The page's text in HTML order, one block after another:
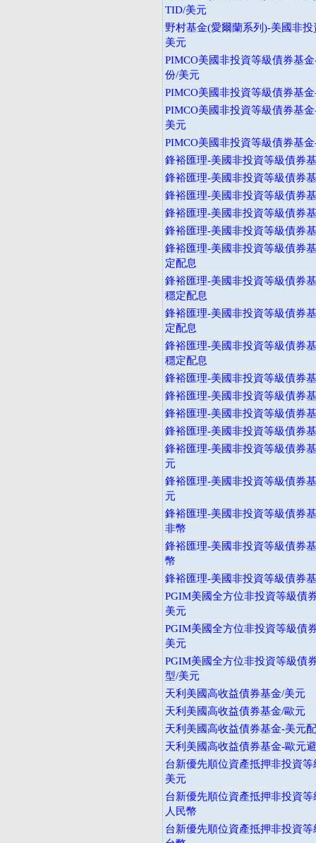
TID/美元
野村基金(愛爾蘭系列)-美國非
美元
PIMCO美國非投資等級債券基
份/美元
PIMCO美國非投資等級債券基
PIMCO美國非投資等級債券基
美元
PIMCO美國非投資等級債券基
鋒裕匯理-美國非投資等級債券
鋒裕匯理-美國非投資等級債券
鋒裕匯理-美國非投資等級債券
鋒裕匯理-美國非投資等級債券
鋒裕匯理-美國非投資等級債券
鋒裕匯理-美國非投資等級債券
定配息
鋒裕匯理-美國非投資等級債券
穩定配息
鋒裕匯理-美國非投資等級債券
定配息
鋒裕匯理-美國非投資等級債券
穩定配息
鋒裕匯理-美國非投資等級債券
鋒裕匯理-美國非投資等級債券
鋒裕匯理-美國非投資等級債券
鋒裕匯理-美國非投資等級債券
鋒裕匯理-美國非投資等級債券
元
鋒裕匯理-美國非投資等級債券
元
鋒裕匯理-美國非投資等級債券
非幣
鋒裕匯理-美國非投資等級債券
幣
鋒裕匯理-美國非投資等級債券
PGIM美國全方位非投資等級債
美元
PGIM美國全方位非投資等級債
美元
PGIM美國全方位非投資等級債
型/美元
天利美國高收益債券基金/美元
天利美國高收益債券基金/歐元
天利美國高收益債券基金-美元
天利美國高收益債券基金-歐元
台新優先順位資產抵押非投資
美元
台新優先順位資產抵押非投資
人民幣
台新優先順位資產抵押非投資